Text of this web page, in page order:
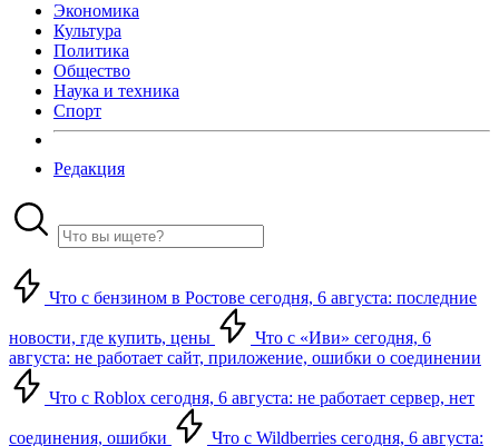
Экономика
Культура
Политика
Общество
Наука и техника
Спорт
Редакция
Что с бензином в Ростове сегодня, 6 августа: последние
новости, где купить, цены
Что с «Иви» сегодня, 6
августа: не работает сайт, приложение, ошибки о соединении
Что с Roblox сегодня, 6 августа: не работает сервер, нет
соединения, ошибки Что с Wildberries сегодня, 6 августа: